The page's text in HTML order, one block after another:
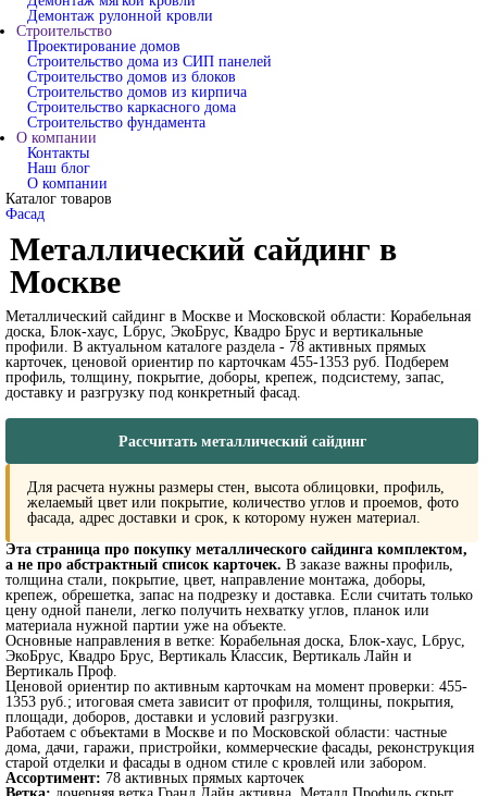
Демонтаж рулонной кровли
Строительство
Проектирование домов
Строительство дома из СИП панелей
Строительство домов из блоков
Строительство домов из кирпича
Строительство каркасного дома
Строительство фундамента
О компании
Контакты
Наш блог
О компании
Каталог товаров
Фасад
Металлический сайдинг в
Москве
Металлический сайдинг в Москве и Московской области: Корабельная
доска, Блок-хаус, Lбрус, ЭкоБрус, Квадро Брус и вертикальные
профили. В актуальном каталоге раздела - 78 активных прямых
карточек, ценовой ориентир по карточкам 455-1353 руб. Подберем
профиль, толщину, покрытие, доборы, крепеж, подсистему, запас,
доставку и разгрузку под конкретный фасад.
Рассчитать металлический сайдинг
Для расчета нужны размеры стен, высота облицовки, профиль,
желаемый цвет или покрытие, количество углов и проемов, фото
фасада, адрес доставки и срок, к которому нужен материал.
Эта страница про покупку металлического сайдинга комплектом,
а не про абстрактный список карточек. В заказе важны профиль,
толщина стали, покрытие, цвет, направление монтажа, доборы,
крепеж, обрешетка, запас на подрезку и доставка. Если считать только
цену одной панели, легко получить нехватку углов, планок или
материала нужной партии уже на объекте.
Основные направления в ветке: Корабельная доска, Блок-хаус, Lбрус,
ЭкоБрус, Квадро Брус, Вертикаль Классик, Вертикаль Лайн и
Вертикаль Проф.
Ценовой ориентир по активным карточкам на момент проверки: 455-
1353 руб.; итоговая смета зависит от профиля, толщины, покрытия,
площади, доборов, доставки и условий разгрузки.
Работаем с объектами в Москве и по Московской области: частные
дома, дачи, гаражи, пристройки, коммерческие фасады, реконструкция
старой отделки и фасады в одном стиле с кровлей или забором.
Ассортимент: 78 активных прямых карточек